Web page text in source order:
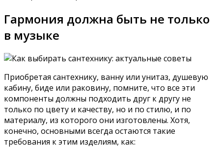
Гармония должна быть не только
в музыке
Приобретая сантехнику, ванну или унитаз, душевую
кабину, биде или раковину, помните, что все эти
компоненты должны подходить друг к другу не
только по цвету и качеству, но и по стилю, и по
материалу, из которого они изготовлены. Хотя,
конечно, основными всегда остаются такие
требования к этим изделиям, как: